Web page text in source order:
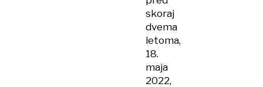
skoraj
dvema
letoma,
18.
maja
2022,